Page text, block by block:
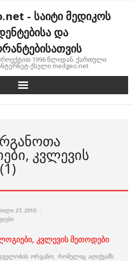
- საიტი მედიკოს
და
1996 წლიდან. ქართული
ქსელი medgeo.net
ᲙᲕᲚᲔᲕᲘᲡ
27, 2010
კვლევის მეთოდები
ორგანო, რომელიც აღიქვამს